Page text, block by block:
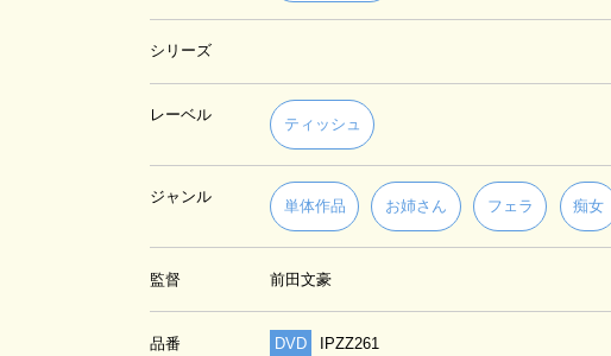
シリーズ
レーベル
ティッシュ
ジャンル
単体作品 お姉さん フェラ 痴女
監督 前田文豪
品番 DVD IPZZ261